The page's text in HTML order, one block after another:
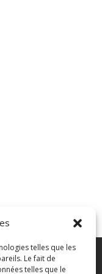
telles que les
Le fait de
telles que le